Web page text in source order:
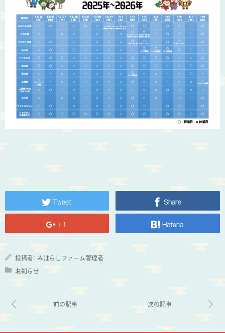
Tweet Share
+1 Hatena
投稿者: みはらしファーム管理者
お知らせ